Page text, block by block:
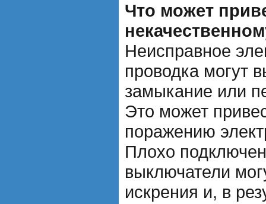
Что может
Неисправное
проводка могут
замыкание или
Это может
поражению
Плохо
выключатели
искрения и, в